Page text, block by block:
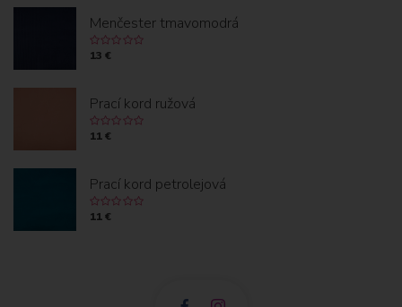
Menčester tmavomodrá
13 €
Prací kord ružová
11 €
Prací kord petrolejová
11 €